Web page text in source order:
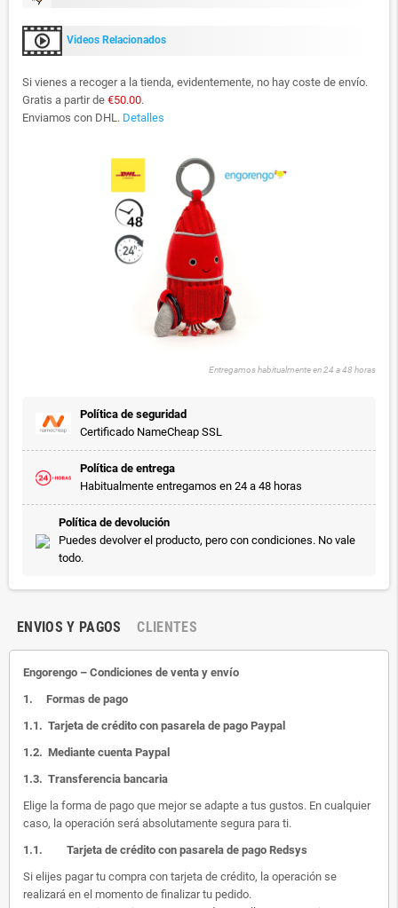
Videos Relacionados
Si vienes a recoger a la tienda, evidentemente, no hay coste de envío.
Gratis a partir de €50.00.
Enviamos con DHL. Detalles
Entregamos habitualmente en 24 a 48 horas
Política de seguridad
Certificado NameCheap SSL
Política de entrega
Habitualmente entregamos en 24 a 48 horas
Política de devolución
Puedes devolver el producto, pero con condiciones. No vale
todo.
ENVIOS Y PAGOS CLIENTES
Engorengo – Condiciones de venta y envío
1. Formas de pago
1.1. Tarjeta de crédito con pasarela de pago Paypal
1.2. Mediante cuenta Paypal
1.3. Transferencia bancaria
Elige la forma de pago que mejor se adapte a tus gustos. En cualquier
caso, la operación será absolutamente segura para ti.
1.1. Tarjeta de crédito con pasarela de pago Redsys
Si elijes pagar tu compra con tarjeta de crédito, la operación se
realizará en el momento de finalizar tu pedido.